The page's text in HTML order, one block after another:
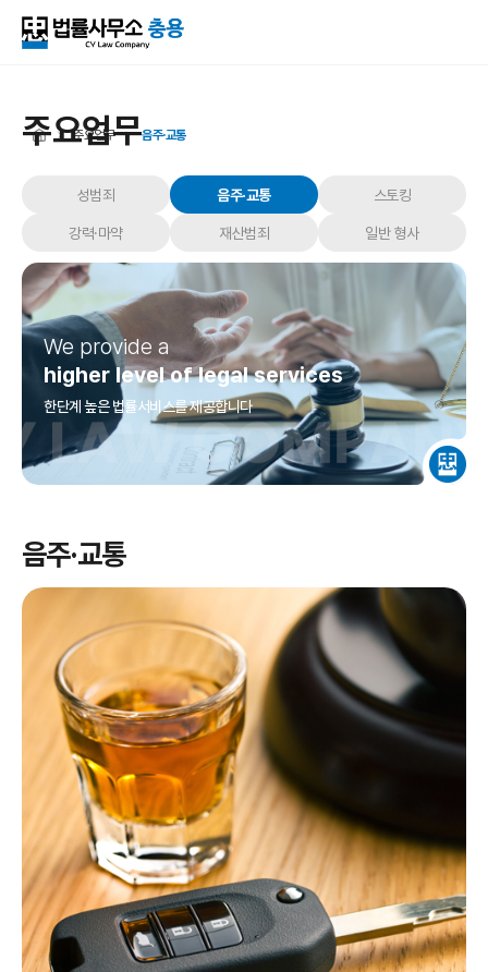
주요업무
성범죄 음주·교통 스토킹
강력·마약 재산범죄 일반 형사
We provide a
higher level of legal services
한단계 높은 법률서비스를 제공합니다
주요업무 음주·교통
음주·교통